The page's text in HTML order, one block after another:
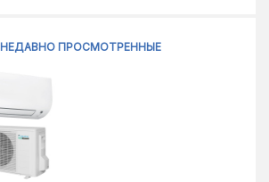
НЕДАВНО ПРОСМОТРЕННЫЕ